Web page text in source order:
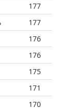
177
177
176
176
175
171
170